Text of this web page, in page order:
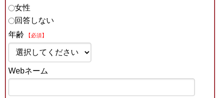
女性
回答しない
年齢
【必須】
Webネーム